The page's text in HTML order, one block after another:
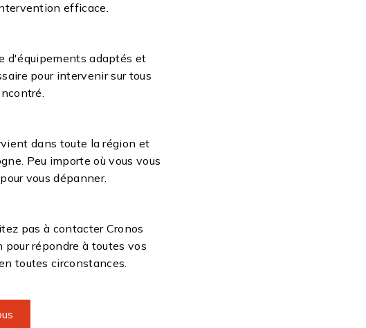
efficace.
d'équipements adaptés et
pour intervenir sur tous
dans toute la région et
Peu importe où vous vous
vous dépanner.
pas à contacter Cronos
répondre à toutes vos
toutes circonstances.